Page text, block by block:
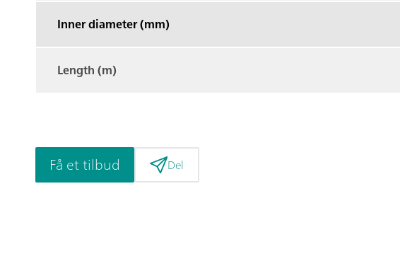
Inner diameter (mm)
Length (m)
Få et tilbud Del